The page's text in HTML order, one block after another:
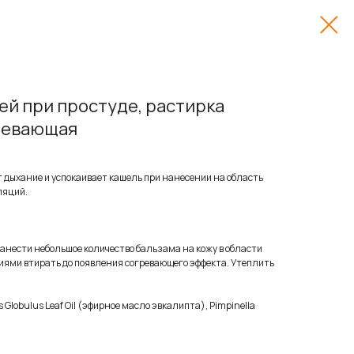
при простуде, растирка
и успокаивает кашель при нанесении на область
небольшое количество бальзама на кожу в области
втирать до появления согревающего эффекта. Утеплить
Leaf Oil (эфирное масло эвкалипта), Pimpinella